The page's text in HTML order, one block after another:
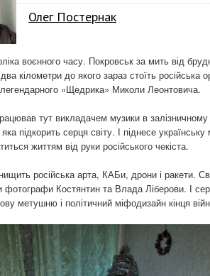
Олег Постернак
воєнного часу. Покровськ за мить від
кілометри до якого зараз стоїть
«Щедрика» Миколи Леонтовича.
тут викладачем музики в
яка підкорить серця світу. І піднесе
життям від руки російського чекіста.
російська арта, КАБи, дрони і ракети.
фотографи Костянтин та Влада Ліберови. І
метушню і політичний міфодизайн кінця